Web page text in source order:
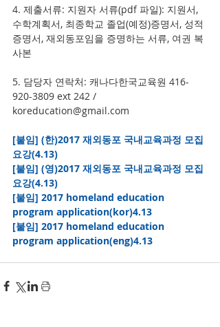
4. 제출서류: 지원자 서류(pdf 파일): 지원서,
수학계획서, 최종학교 졸업(예정)증명서, 성적
증명서, 재외동포임을 증명하는 서류, 여권 복
사본
5. 담당자 연락처: 캐나다한국교육원 416-
920-3809 ext 242 /
koreducation@gmail.com
[붙임] (한)2017 재외동포 국내교육과정 모집
요강(4.13)
[붙임] (영)2017 재외동포 국내교육과정 모집
요강(4.13)
[붙임] 2017 homeland education
program application(kor)4.13
[붙임] 2017 homeland education
program application(eng)4.13